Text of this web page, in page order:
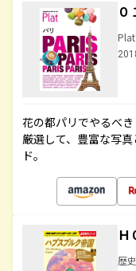
Plat
花の都パリでやるべ
厳選して、豊富な写
ド。
Ｈ
歴